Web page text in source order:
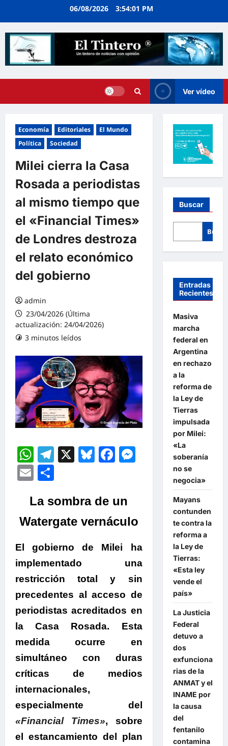
06/08/2026 3:54:02 PM
Ver vídeo
Economía Editoriales
El Mundo
Política
Sociedad
Milei cierra la Casa
Rosada a periodistas
al mismo tiempo que
el «Financial Times»
de Londres destroza
el relato económico
del gobierno
admin
23/04/2026 (Última
actualización: 24/04/2026)
3 minutos leídos
WhatsApp
Telegram
X Bluesky
Facebook
Messenger
Email
La sombra de un
Watergate vernáculo
El gobierno de Milei ha
implementado una
restricción total y sin
precedentes al acceso de
periodistas acreditados en
la Casa Rosada. Esta
medida ocurre en
simultáneo con duras
críticas de medios
internacionales,
especialmente del
«Financial Times», sobre
el estancamiento del plan
Buscar
Entradas
Recientes
Masiva
marcha
federal en
Argentina
en rechazo
a la
reforma de
la Ley de
Tierras
impulsada
por Milei:
«La
soberanía
no se
negocia»
Mayans
contunden
te contra la
reforma a
la Ley de
Tierras:
«Esta ley
vende el
país»
La Justicia
Federal
detuvo a
dos
exfunciona
rias de la
ANMAT y el
INAME por
la causa
del
fentanilo
contamina